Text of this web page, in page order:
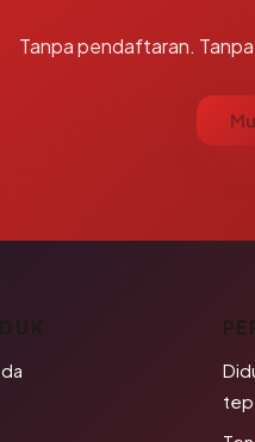
Tanpa pendaftaran.